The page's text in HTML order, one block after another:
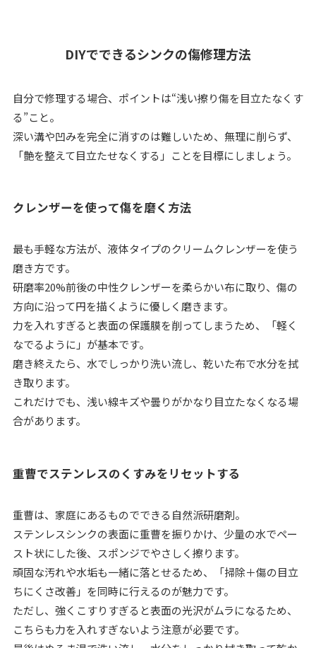
DIYでできるシンクの傷修理方法
自分で修理する場合、ポイントは“浅い擦り傷を目立たなくす
る”こと。
深い溝や凹みを完全に消すのは難しいため、無理に削らず、
「艶を整えて目立たせなくする」ことを目標にしましょう。
クレンザーを使って傷を磨く方法
最も手軽な方法が、液体タイプのクリームクレンザーを使う
磨き方です。
研磨率20%前後の中性クレンザーを柔らかい布に取り、傷の
方向に沿って円を描くように優しく磨きます。
力を入れすぎると表面の保護膜を削ってしまうため、「軽く
なでるように」が基本です。
磨き終えたら、水でしっかり洗い流し、乾いた布で水分を拭
き取ります。
これだけでも、浅い線キズや曇りがかなり目立たなくなる場
合があります。
重曹でステンレスのくすみをリセットする
重曹は、家庭にあるものでできる自然派研磨剤。
ステンレスシンクの表面に重曹を振りかけ、少量の水でペー
スト状にした後、スポンジでやさしく擦ります。
頑固な汚れや水垢も一緒に落とせるため、「掃除＋傷の目立
ちにくさ改善」を同時に行えるのが魅力です。
ただし、強くこすりすぎると表面の光沢がムラになるため、
こちらも力を入れすぎないよう注意が必要です。